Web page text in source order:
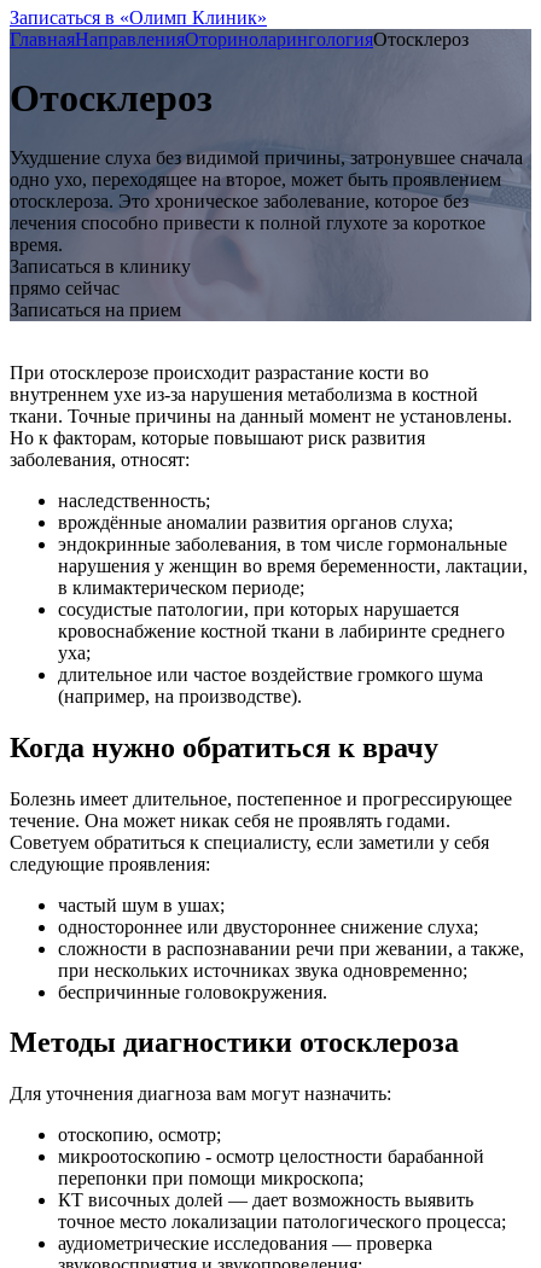
Записаться в «Олимп Клиник»
ГлавнаяНаправленияОториноларингологияОтосклероз
Отосклероз
Ухудшение слуха без видимой причины, затронувшее сначала
одно ухо, переходящее на второе, может быть проявлением
отосклероза. Это хроническое заболевание, которое без
лечения способно привести к полной глухоте за короткое
время.
Записаться в клинику
прямо сейчас
Записаться на прием
При отосклерозе происходит разрастание кости во
внутреннем ухе из-за нарушения метаболизма в костной
ткани. Точные причины на данный момент не установлены.
Но к факторам, которые повышают риск развития
заболевания, относят:
наследственность;
врождённые аномалии развития органов слуха;
эндокринные заболевания, в том числе гормональные
нарушения у женщин во время беременности, лактации,
в климактерическом периоде;
сосудистые патологии, при которых нарушается
кровоснабжение костной ткани в лабиринте среднего
уха;
длительное или частое воздействие громкого шума
(например, на производстве).
Когда нужно обратиться к врачу
Болезнь имеет длительное, постепенное и прогрессирующее
течение. Она может никак себя не проявлять годами.
Советуем обратиться к специалисту, если заметили у себя
следующие проявления:
частый шум в ушах;
одностороннее или двустороннее снижение слуха;
сложности в распознавании речи при жевании, а также,
при нескольких источниках звука одновременно;
беспричинные головокружения.
Методы диагностики отосклероза
Для уточнения диагноза вам могут назначить:
отоскопию, осмотр;
микроотоскопию - осмотр целостности барабанной
перепонки при помощи микроскопа;
КТ височных долей — дает возможность выявить
точное место локализации патологического процесса;
аудиометрические исследования — проверка